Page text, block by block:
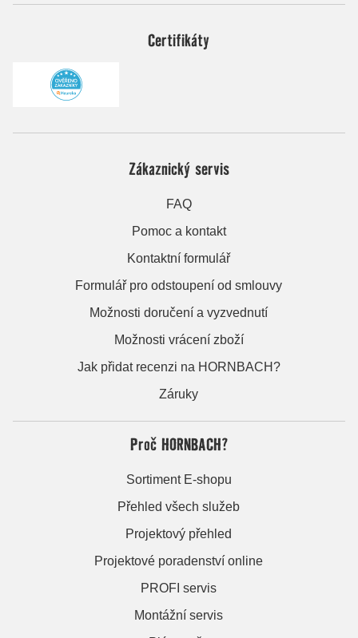
Certifikáty
Zákaznický servis
FAQ
Pomoc a kontakt
Kontaktní formulář
Formulář pro odstoupení od smlouvy
Možnosti doručení a vyzvednutí
Možnosti vrácení zboží
Jak přidat recenzi na HORNBACH?
Záruky
Proč HORNBACH?
Sortiment E-shopu
Přehled všech služeb
Projektový přehled
Projektové poradenství online
PROFI servis
Montážní servis